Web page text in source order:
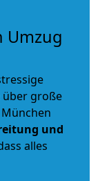
Umzug
über große
und
alles